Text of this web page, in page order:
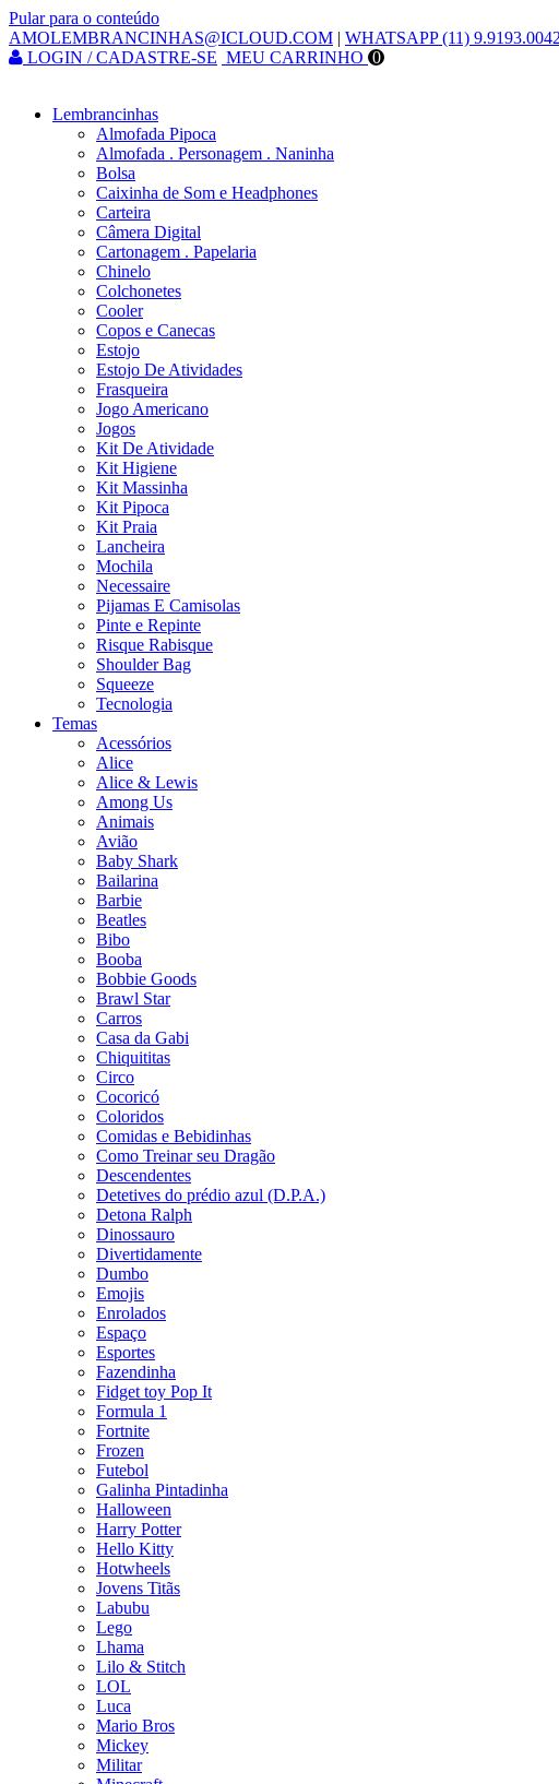
Pular para o conteúdo
AMOLEMBRANCINHAS@ICLOUD.COM | WHATSAPP (11) 9.9193.0042
LOGIN / CADASTRE-SE MEU CARRINHO 0
Lembrancinhas
Almofada Pipoca
Almofada . Personagem . Naninha
Bolsa
Caixinha de Som e Headphones
Carteira
Câmera Digital
Cartonagem . Papelaria
Chinelo
Colchonetes
Cooler
Copos e Canecas
Estojo
Estojo De Atividades
Frasqueira
Jogo Americano
Jogos
Kit De Atividade
Kit Higiene
Kit Massinha
Kit Pipoca
Kit Praia
Lancheira
Mochila
Necessaire
Pijamas E Camisolas
Pinte e Repinte
Risque Rabisque
Shoulder Bag
Squeeze
Tecnologia
Temas
Acessórios
Alice
Alice & Lewis
Among Us
Animais
Avião
Baby Shark
Bailarina
Barbie
Beatles
Bibo
Booba
Bobbie Goods
Brawl Star
Carros
Casa da Gabi
Chiquititas
Circo
Cocoricó
Coloridos
Comidas e Bebidinhas
Como Treinar seu Dragão
Descendentes
Detetives do prédio azul (D.P.A.)
Detona Ralph
Dinossauro
Divertidamente
Dumbo
Emojis
Enrolados
Espaço
Esportes
Fazendinha
Fidget toy Pop It
Formula 1
Fortnite
Frozen
Futebol
Galinha Pintadinha
Halloween
Harry Potter
Hello Kitty
Hotwheels
Jovens Titãs
Labubu
Lego
Lhama
Lilo & Stitch
LOL
Luca
Mario Bros
Mickey
Militar